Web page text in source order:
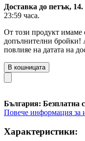
Доставка до петък, 14.
23:59 часа.
От този продукт имаме
допълнителни бройки!
повлияе на датата на
В кошницата
България: Безплатна
Повече информация за
Характеристики: